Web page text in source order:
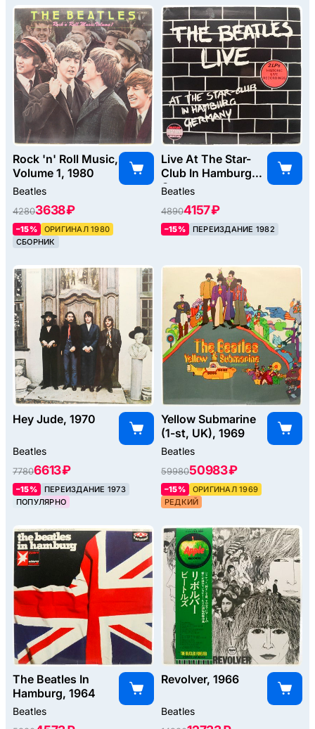
Rock 'n' Roll Music,
Volume 1, 1980
Beatles
42803638 ₽
–15%
ОРИГИНАЛ 1980
СБОРНИК
Live At The Star-
Club In Hamburg
Germany
Beatles
48904157 ₽
–15% ПЕРЕИЗДАНИЕ 1982
Hey Jude, 1970
Beatles
77806613 ₽
–15%
ПЕРЕИЗДАНИЕ 1973
ПОПУЛЯРНО
Yellow Submarine
(1-st, UK), 1969
Beatles
5998050983 ₽
–15%
ОРИГИНАЛ 1969
РЕДКИЙ
The Beatles In
Hamburg, 1964
Beatles
Revolver, 1966
Beatles